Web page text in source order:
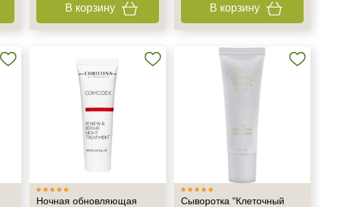
В корзину В корзину
Ночная обновляющая
Сыворотка "Клеточный